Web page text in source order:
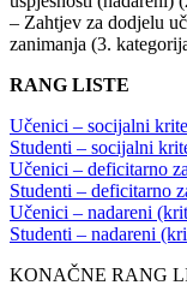
– Zahtjev za dodjelu
zanimanja (3.
RANG LISTE
Učenici – socijalni
Studenti – socijalni
Učenici – deficitarno
Studenti – deficitarno
Učenici – nadareni
Studenti – nadareni
KONAČNE RANG